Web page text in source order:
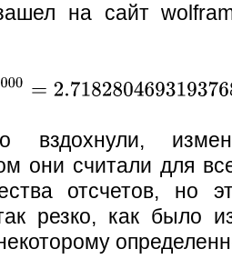
на сайт
вздохнули,
они считали для
отсчетов, но
резко, как было